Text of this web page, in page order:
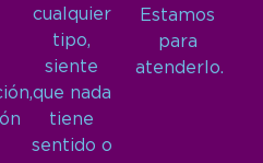
cualquier
tipo,
siente
que nada
tiene
sentido o
Estamos
para
atenderlo.